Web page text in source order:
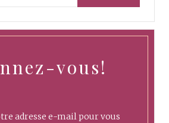
vous!
adresse e-mail pour vous